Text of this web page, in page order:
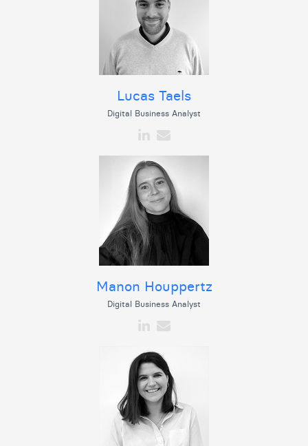
Lucas Taels
Digital Business Analyst
Manon Houppertz
Digital Business Analyst